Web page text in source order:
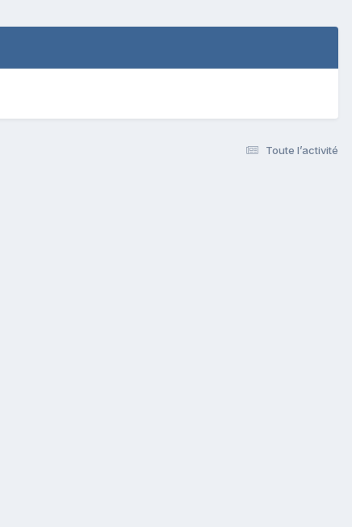
Toute l’activité